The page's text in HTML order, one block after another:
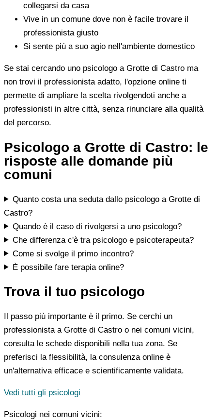
collegarsi da casa
Vive in un comune dove non è facile trovare il
professionista giusto
Si sente più a suo agio nell'ambiente domestico
Se stai cercando uno psicologo a Grotte di Castro ma
non trovi il professionista adatto, l'opzione online ti
permette di ampliare la scelta rivolgendoti anche a
professionisti in altre città, senza rinunciare alla qualità
del percorso.
Psicologo a Grotte di Castro: le
risposte alle domande più
comuni
Quanto costa una seduta dallo psicologo a Grotte di
Castro?
Quando è il caso di rivolgersi a uno psicologo?
Che differenza c'è tra psicologo e psicoterapeuta?
Come si svolge il primo incontro?
È possibile fare terapia online?
Trova il tuo psicologo
Il passo più importante è il primo. Se cerchi un
professionista a Grotte di Castro o nei comuni vicini,
consulta le schede disponibili nella tua zona. Se
preferisci la flessibilità, la consulenza online è
un'alternativa efficace e scientificamente validata.
Vedi tutti gli psicologi
Psicologi nei comuni vicini: